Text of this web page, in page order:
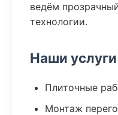
ведём
технологии.
Наши услуги
Плиточные
Монтаж